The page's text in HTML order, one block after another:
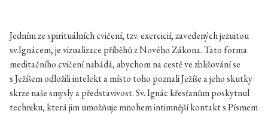
Jedním ze spirituálních cvičení, tzv. exercicií, zavedených jezuitou
sv.Ignácem, je vizualizace příběhů z Nového Zákona. Tato forma
meditačního cvičení nabádá, abychom na cestě ve zbližování se
s Ježíšem odložili intelekt a místo toho poznali Ježíše a jeho skutky
skrze naše smysly a představivost. Sv. Ignác křesťanům poskytnul
techniku, která jim umožňuje mnohem intimnější kontakt s Písmem